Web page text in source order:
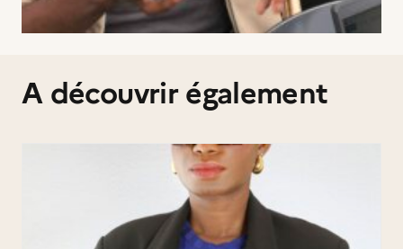
A découvrir également